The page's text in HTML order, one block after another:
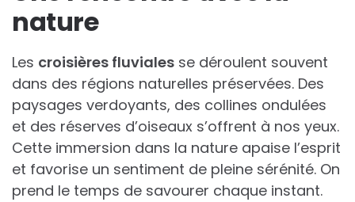
nature
Les croisières fluviales se déroulent souvent
dans des régions naturelles préservées. Des
paysages verdoyants, des collines ondulées
et des réserves d’oiseaux s’offrent à nos yeux.
Cette immersion dans la nature apaise l’esprit
et favorise un sentiment de pleine sérénité. On
prend le temps de savourer chaque instant.